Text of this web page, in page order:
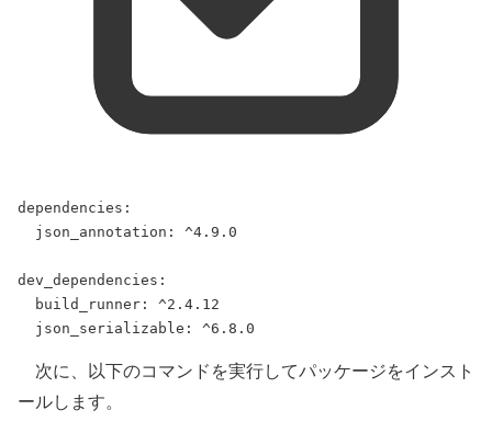
dependencies :
json_annotation : ^4.9.0
dev_dependencies :
build_runner : ^2.4.12
json_serializable : ^6.8.0
次に、以下のコマンドを実行してパッケージをインスト
ールします。